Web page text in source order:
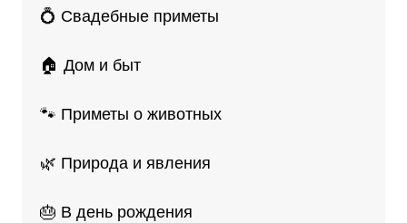
💍 Свадебные приметы
🏠 Дом и быт
🐾 Приметы о животных
🌿 Природа и явления
🎂 В день рождения